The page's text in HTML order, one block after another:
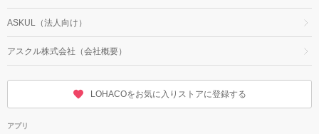
ASKUL（法人向け）
アスクル株式会社（会社概要）
LOHACOをお気に入りストアに登録する
アプリ